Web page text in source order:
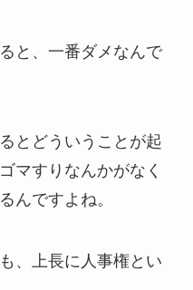
と、一番ダメなんで
とどういうことが起
マすりなんかがなく
んですよね。
、上長に人事権とい